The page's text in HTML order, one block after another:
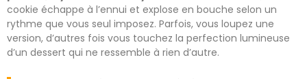
cookie échappe à l’ennui et explose en bouche selon un
rythme que vous seul imposez. Parfois, vous loupez une
version, d’autres fois vous touchez la perfection lumineuse
d’un dessert qui ne ressemble à rien d’autre.